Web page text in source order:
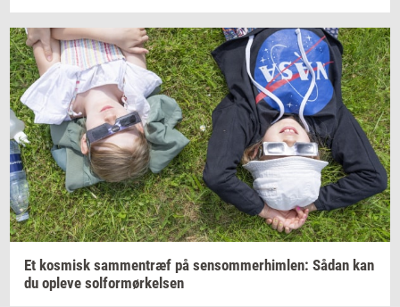
Et kos­misk sam­men­træf på sen­som­mer­him­len: Sådan kan
du op­le­ve sol­for­mør­kel­sen